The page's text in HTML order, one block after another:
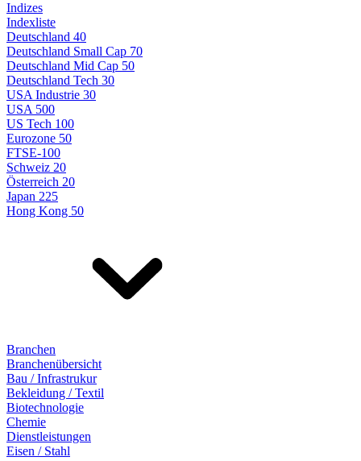
Indizes
Indexliste
Deutschland 40
Deutschland Small Cap 70
Deutschland Mid Cap 50
Deutschland Tech 30
USA Industrie 30
USA 500
US Tech 100
Eurozone 50
FTSE-100
Schweiz 20
Österreich 20
Japan 225
Hong Kong 50
Branchen
Branchenübersicht
Bau / Infrastrukur
Bekleidung / Textil
Biotechnologie
Chemie
Dienstleistungen
Eisen / Stahl